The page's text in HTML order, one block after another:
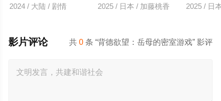
2024 / 大陆 / 剧情 2025 / 日本 / 加藤桃香 2025 / 日
共0 条 “背德欲望：岳母的密室游戏” 影评
影片评论